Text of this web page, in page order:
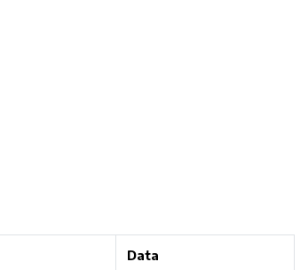
Data